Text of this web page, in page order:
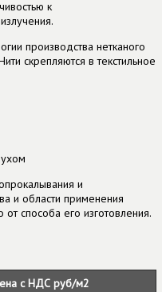
к
производства нетканого
скрепляются в текстильное
и
и области применения
от способа его изготовления.
с НДС руб/м2